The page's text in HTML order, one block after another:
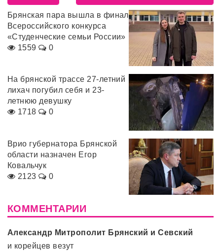
Брянская пара вышла в финал
Всероссийского конкурса
«Студенческие семьи России»
1559
0
На брянской трассе 27-летний
лихач погубил себя и 23-
летнюю девушку
1718
0
Врио губернатора Брянской
области назначен Егор
Ковальчук
2123
0
КОММЕНТАРИИ
Александр Митрополит Брянский и Севский
и корейцев везут